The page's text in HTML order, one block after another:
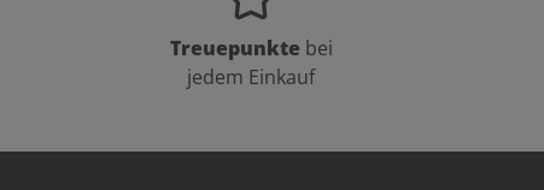
Treuepunkte bei
jedem Einkauf